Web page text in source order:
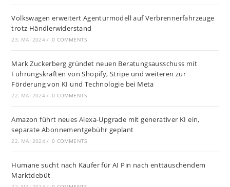
Volkswagen erweitert Agenturmodell auf Verbrennerfahrzeuge
trotz Händlerwiderstand
23. MAI 2024 / 0 COMMENTS
Mark Zuckerberg gründet neuen Beratungsausschuss mit
Führungskräften von Shopify, Stripe und weiteren zur
Förderung von KI und Technologie bei Meta
22. MAI 2024 / 0 COMMENTS
Amazon führt neues Alexa-Upgrade mit generativer KI ein,
separate Abonnementgebühr geplant
22. MAI 2024 / 0 COMMENTS
Humane sucht nach Käufer für AI Pin nach enttäuschendem
Marktdebüt